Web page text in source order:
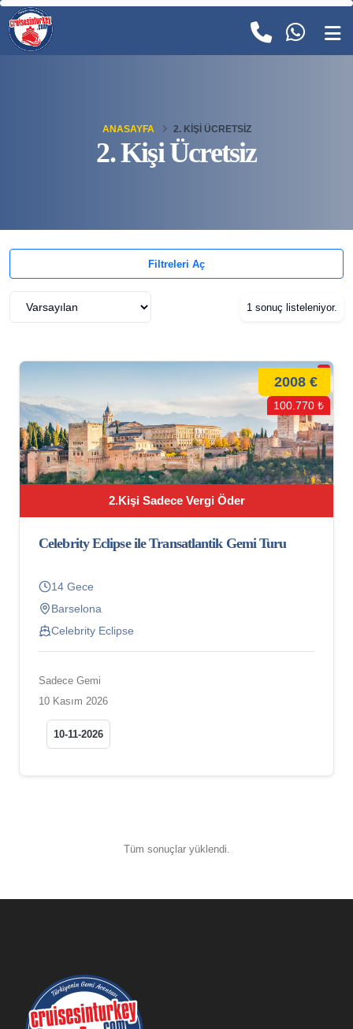
2. Kişi Ücretsiz
ANASAYFA 2. KIŞI ÜCRETSIZ
Filtreleri Aç
1 sonuç listeleniyor.
2.Kişi Sadece Vergi Öder
2008 €
100.770 ₺
Celebrity Eclipse ile Transatlantik Gemi Turu
14 Gece
Barselona
Celebrity Eclipse
Sadece Gemi
10 Kasım 2026
10-11-2026
Tüm sonuçlar yüklendi.